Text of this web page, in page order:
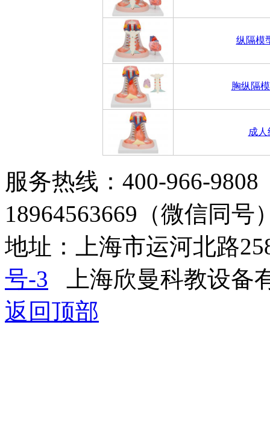
纵隔模
胸纵隔
成
服务热线：400-966-
18964563669（微信同号
地址：上海市运河北路
号-3 上海欣曼科教设备
返回顶部